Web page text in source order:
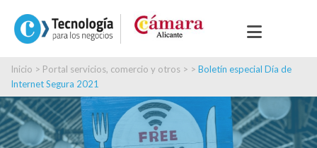
Inicio > Portal servicios, comercio y otros > > Boletín especial Día de
Internet Segura 2021